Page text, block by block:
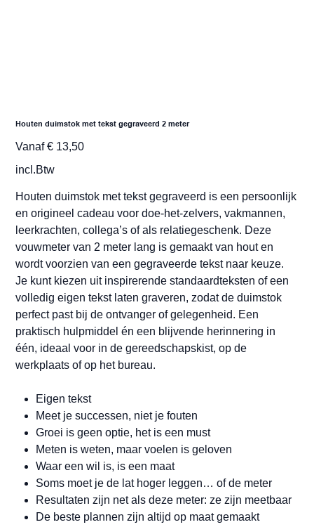
Houten duimstok met tekst gegraveerd 2 meter
Vanaf Prijs
€ 13,50
incl.Btw
Houten duimstok met tekst gegraveerd is een persoonlijk
en origineel cadeau voor doe-het-zelvers, vakmannen,
leerkrachten, collega’s of als relatiegeschenk. Deze
vouwmeter van 2 meter lang is gemaakt van hout en
wordt voorzien van een gegraveerde tekst naar keuze.
Je kunt kiezen uit inspirerende standaardteksten of een
volledig eigen tekst laten graveren, zodat de duimstok
perfect past bij de ontvanger of gelegenheid. Een
praktisch hulpmiddel én een blijvende herinnering in
één, ideaal voor in de gereedschapskist, op de
werkplaats of op het bureau.
Eigen tekst
Meet je successen, niet je fouten
Groei is geen optie, het is een must
Meten is weten, maar voelen is geloven
Waar een wil is, is een maat
Soms moet je de lat hoger leggen… of de meter
Resultaten zijn net als deze meter: ze zijn meetbaar
De beste plannen zijn altijd op maat gemaakt